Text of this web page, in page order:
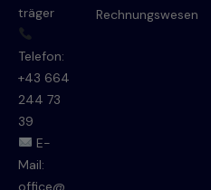
träger
Telefon:
+43 664
244 73
39
E-
Mail:
office@
Rechnungswesen